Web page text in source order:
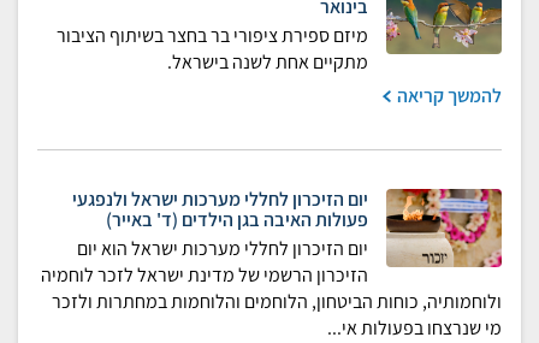
בינואר
מיזם ספירת ציפורי בר בחצר בשיתוף הציבור
מתקיים אחת לשנה בישראל.
להמשך קריאה
יום הזיכרון לחללי מערכות ישראל ולנפגעי
פעולות האיבה בגן הילדים (ד' באייר)
יום הזיכרון לחללי מערכות ישראל הוא יום
הזיכרון הרשמי של מדינת ישראל לזכר לוחמיה
ולוחמותיה, כוחות הביטחון, הלוחמים והלוחמות במחתרות ולזכר
מי שנרצחו בפעולות אי...